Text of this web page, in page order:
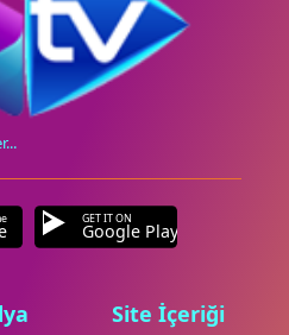
GET IT ON
Google Play
Site İçeriği